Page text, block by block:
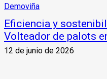
Demoviña
Eficiencia y
Volteador de palots
12 de junio de 2026